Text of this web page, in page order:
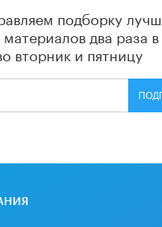
подборку
два раза
вторник и пятницу